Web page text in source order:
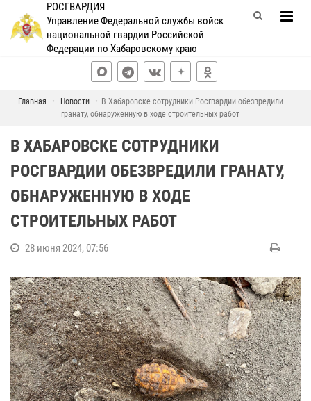
РОСГВАРДИЯ
Управление Федеральной службы войск
национальной гвардии Российской
Федерации по Хабаровскому краю
Главная Новости
В Хабаровске сотрудники Росгвардии обезвредили
гранату, обнаруженную в ходе строительных работ
В ХАБАРОВСКЕ СОТРУДНИКИ
РОСГВАРДИИ ОБЕЗВРЕДИЛИ ГРАНАТУ,
ОБНАРУЖЕННУЮ В ХОДЕ
СТРОИТЕЛЬНЫХ РАБОТ
28 июня 2024, 07:56